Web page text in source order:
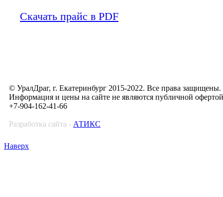
Скачать прайс в PDF
© УралДраг, г. Екатеринбург 2015-2022. Все права защищены.
Информация и цены на сайте не являются публичной офертой
+7-904-162-41-66
Разработка сайта - АТИКС
Наверх